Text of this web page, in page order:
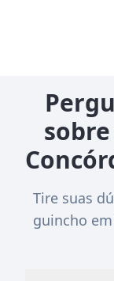
Tire suas
guincho